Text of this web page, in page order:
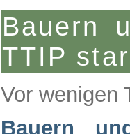
Bauern
TTIP
Vor wenigen
Bauern